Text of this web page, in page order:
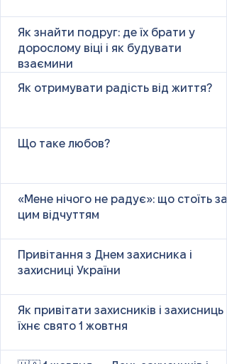
Як знайти подруг: де їх брати у
дорослому віці і як будувати
взаємини
Як отримувати радість від життя?
Що таке любов?
«Мене нічого не радує»: що стоїть за
цим відчуттям
Привітання з Днем захисника і
захисниці України
Як привітати захисників і захисниць у
їхнє свято 1 жовтня